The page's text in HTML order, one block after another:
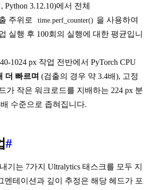
, Python 3.12.10)에서 전체
주위로 time.perf_counter() 을 사용하여
실행 후 100회의 실행에 대한 평균입니
1024 px 작업 전반에서 PyTorch CPU
더 빠르며 (검출의 경우 약 3.4배), 고정
가 작은 워크로드를 지배하는 224 px 분
수준으로 좁혀집니다.
#
기는 7가지 Ultralytics 태스크를 모두 지
멘테이션과 깊이 추정은 해당 헤드가 포